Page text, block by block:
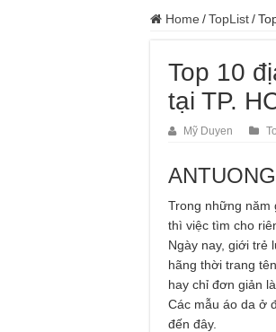
Home /TopList/
Top 10
tại TP.
Mỹ Duyen
Trong những năm
thì việc tìm cho
Ngày nay, giới trẻ
hãng thời trang
hay chỉ đơn giản
Các mẫu áo da ở
đến đây.